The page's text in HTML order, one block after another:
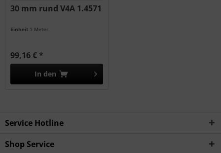
30 mm rund V4A 1.4571
Einheit 1 Meter
99,16 € *
In den
Service Hotline
Shop Service